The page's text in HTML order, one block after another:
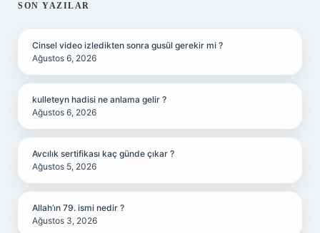
SIDEBAR
SON YAZILAR
Cinsel video izledikten sonra gusül gerekir mi ?
Ağustos 6, 2026
kulleteyn hadisi ne anlama gelir ?
Ağustos 6, 2026
Avcılık sertifikası kaç günde çıkar ?
Ağustos 5, 2026
Allah’ın 79. ismi nedir ?
Ağustos 3, 2026